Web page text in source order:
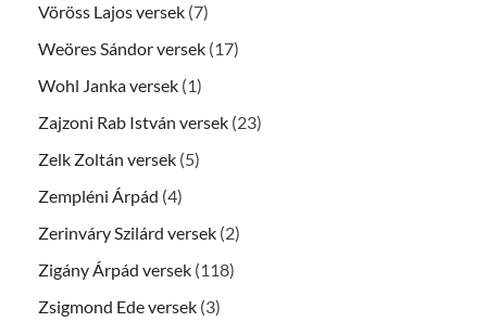
Vöröss Lajos versek (7)
Weöres Sándor versek (17)
Wohl Janka versek (1)
Zajzoni Rab István versek (23)
Zelk Zoltán versek (5)
Zempléni Árpád (4)
Zerinváry Szilárd versek (2)
Zigány Árpád versek (118)
Zsigmond Ede versek (3)